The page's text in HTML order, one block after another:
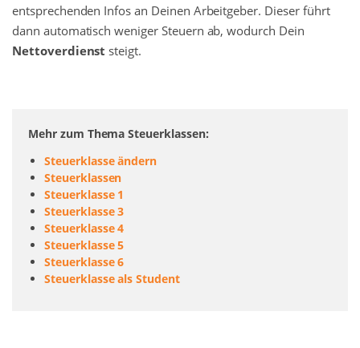
entsprechenden Infos an Deinen Arbeitgeber. Dieser führt
dann automatisch weniger Steuern ab, wodurch Dein
Nettoverdienst steigt.
Mehr zum Thema Steuerklassen:
Steuerklasse ändern
Steuerklassen
Steuerklasse 1
Steuerklasse 3
Steuerklasse 4
Steuerklasse 5
Steuerklasse 6
Steuerklasse als Student